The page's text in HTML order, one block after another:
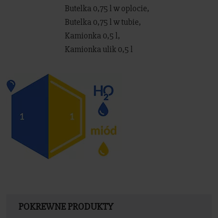
Butelka 0,75 l w oplocie,
Butelka 0,75 l w tubie,
Kamionka 0,5 l,
Kamionka ulik 0,5 l
POKREWNE PRODUKTY